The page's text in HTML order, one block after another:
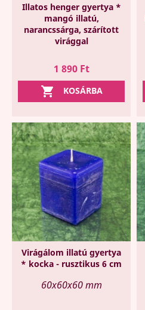
Illatos henger gyertya *
mangó illatú,
narancssárga, szárított
virággal
Ár
1 890 Ft
 KOSÁRBA
Virágálom illatú gyertya
* kocka - rusztikus 6 cm
60x60x60 mm